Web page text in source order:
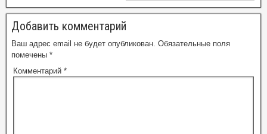
Добавить комментарий
Ваш адрес email не будет опубликован. Обязательные поля
помечены *
Комментарий *